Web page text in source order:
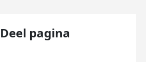
Deel pagina